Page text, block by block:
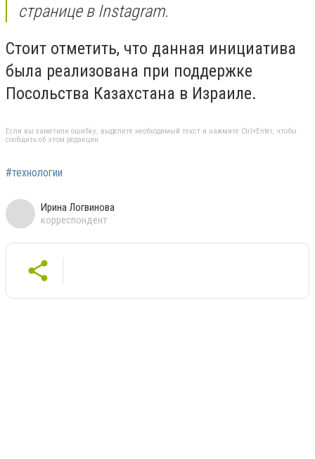
странице в Instagram.
Стоит отметить, что данная инициатива
была реализована при поддержке
Посольства Казахстана в Израиле.
Если вы заметили ошибку, выделите необходимый текст и нажмите Ctrl+Enter, чтобы
сообщить об этом редакции
#технологии
Ирина Логвинова
корреспондент